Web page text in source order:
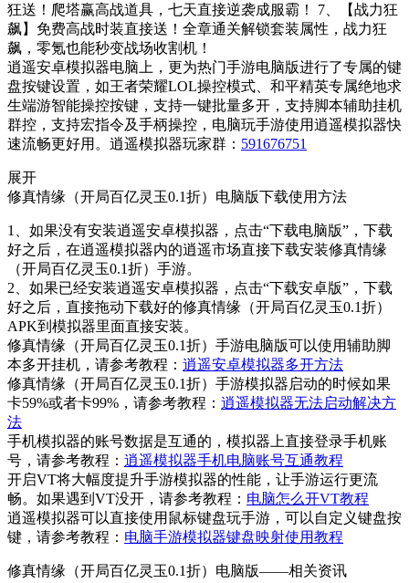
狂送！爬塔赢高战道具，七天直接逆袭成服霸！ 7、【战力狂
飙】免费高战时装直接送！全章通关解锁套装属性，战力狂
飙，零氪也能秒变战场收割机！
逍遥安卓模拟器电脑上，更为热门手游电脑版进行了专属的键
盘按键设置，如王者荣耀LOL操控模式、和平精英专属绝地求
生端游智能操控按键，支持一键批量多开，支持脚本辅助挂机
群控，支持宏指令及手柄操控，电脑玩手游使用逍遥模拟器快
速流畅更好用。逍遥模拟器玩家群： 591676751
展开
修真情缘（开局百亿灵玉0.1折）电脑版下载使用方法
1、如果没有安装逍遥安卓模拟器，点击“下载电脑版”，下载
好之后，在逍遥模拟器内的逍遥市场直接下载安装修真情缘
（开局百亿灵玉0.1折）手游。
2、如果已经安装逍遥安卓模拟器，点击“下载安卓版”，下载
好之后，直接拖动下载好的修真情缘（开局百亿灵玉0.1折）
APK到模拟器里面直接安装。
修真情缘（开局百亿灵玉0.1折）手游电脑版可以使用辅助脚
本多开挂机，请参考教程： 逍遥安卓模拟器多开方法
修真情缘（开局百亿灵玉0.1折）手游模拟器启动的时候如果
卡59%或者卡99%，请参考教程： 逍遥模拟器无法启动解决方
法
手机模拟器的账号数据是互通的，模拟器上直接登录手机账
号，请参考教程： 逍遥模拟器手机电脑账号互通教程
开启VT将大幅度提升手游模拟器的性能，让手游运行更流
畅。如果遇到VT没开，请参考教程： 电脑怎么开VT教程
逍遥模拟器可以直接使用鼠标键盘玩手游，可以自定义键盘按
键，请参考教程： 电脑手游模拟器键盘映射使用教程
修真情缘（开局百亿灵玉0.1折）电脑版——相关资讯